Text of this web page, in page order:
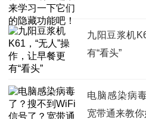
九阳豆浆机
有“看头”
电脑感染病
宽带通来教你